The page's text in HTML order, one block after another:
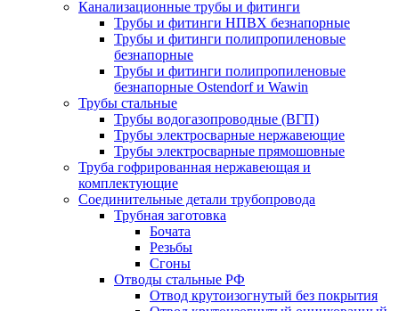
Канализационные трубы и фитинги
Трубы и фитинги НПВХ безнапорные
Трубы и фитинги полипропиленовые
безнапорные
Трубы и фитинги полипропиленовые
безнапорные Ostendorf и Wawin
Трубы стальные
Трубы водогазопроводные (ВГП)
Трубы электросварные нержавеющие
Трубы электросварные прямошовные
Труба гофрированная нержавеющая и
комплектующие
Соединительные детали трубопровода
Трубная заготовка
Бочата
Резьбы
Сгоны
Отводы стальные РФ
Отвод крутоизогнутый без покрытия